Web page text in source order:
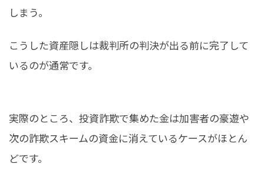
しまう。
こうした資産隠しは裁判所の判決が出る前に完了して
いるのが通常です。
実際のところ、投資詐欺で集めた金は加害者の豪遊や
次の詐欺スキームの資金に消えているケースがほとん
どです。